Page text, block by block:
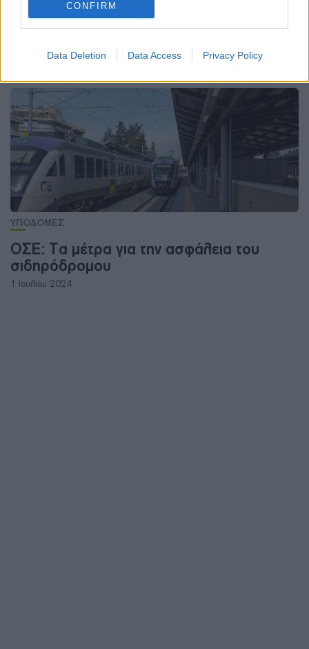
CONFIRM
Data Deletion Data Access Privacy Policy
Growthfund Investor Summit 2026: Η
Ελλάδα στο επίκεντρο του διεθνούς
ΥΠΟΔΟΜΕΣ
ΟΣΕ: Τα μέτρα για την ασφάλεια του
σιδηρόδρομου
1 Ιουλίου 2024